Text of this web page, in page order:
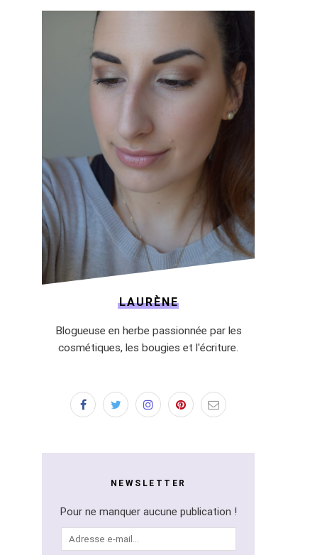
LAURÈNE
Blogueuse en herbe passionnée par les
cosmétiques, les bougies et l'écriture.
NEWSLETTER
Pour ne manquer aucune publication !
Adresse
e-